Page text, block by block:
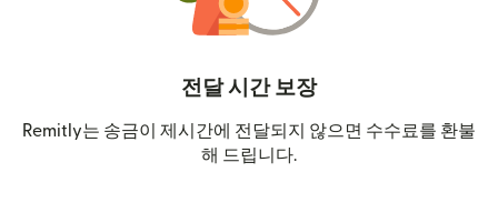
전달 시간 보장
Remitly는 송금이 제시간에 전달되지 않으면 수수료를 환불
해 드립니다.